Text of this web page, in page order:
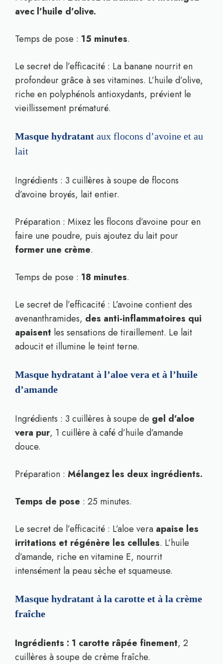
avec l’huile d’olive.
Temps de pose : 15 minutes.
Le secret de l’efficacité : La banane nourrit en
profondeur grâce à ses vitamines. L’huile d’olive,
riche en polyphénols antioxydants, prévient le
vieillissement prématuré.
Masque hydratant aux flocons d’avoine et au
lait
Ingrédients : 3 cuillères à soupe de flocons
d’avoine broyés, lait entier.
Préparation : Mixez les flocons d’avoine pour en
faire une poudre, puis ajoutez du lait pour
former une crème.
Temps de pose : 18 minutes.
Le secret de l’efficacité : L’avoine contient des
avenanthramides, des anti-inflammatoires qui
apaisent les sensations de tiraillement. Le lait
adoucit et illumine le teint terne.
Masque hydratant à l’aloe vera et à l’huile
d’amande
Ingrédients : 3 cuillères à soupe de gel d’aloe
vera pur, 1 cuillère à café d’huile d’amande
douce.
Préparation : Mélangez les deux ingrédients.
Temps de pose : 25 minutes.
Le secret de l’efficacité : L’aloe vera apaise les
irritations et régénère les cellules. L’huile
d’amande, riche en vitamine E, nourrit
intensément la peau sèche et squameuse.
Masque hydratant à la carotte et à la crème
fraîche
Ingrédients : 1 carotte râpée finement, 2
cuillères à soupe de crème fraîche.